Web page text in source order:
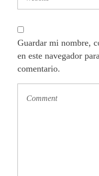
Guardar mi nombre,
en este navegador
comentario.